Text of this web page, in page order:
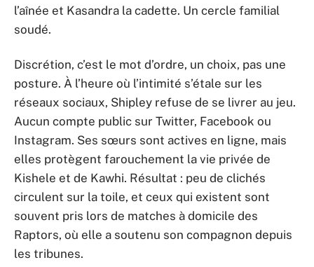
l’aînée et Kasandra la cadette. Un cercle familial
soudé.
Discrétion, c’est le mot d’ordre, un choix, pas une
posture. À l’heure où l’intimité s’étale sur les
réseaux sociaux, Shipley refuse de se livrer au jeu.
Aucun compte public sur Twitter, Facebook ou
Instagram. Ses sœurs sont actives en ligne, mais
elles protègent farouchement la vie privée de
Kishele et de Kawhi. Résultat : peu de clichés
circulent sur la toile, et ceux qui existent sont
souvent pris lors de matches à domicile des
Raptors, où elle a soutenu son compagnon depuis
les tribunes.